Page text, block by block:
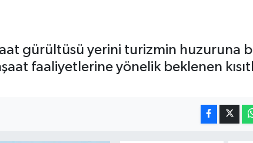
gürültüsü yerini turizmin huzuruna
faaliyetlerine yönelik beklenen